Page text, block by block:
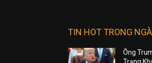
TIN HOT TRONG
Ông